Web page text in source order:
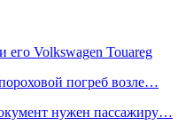
его Volkswagen Touareg
погреб возле…
нужен пассажиру…